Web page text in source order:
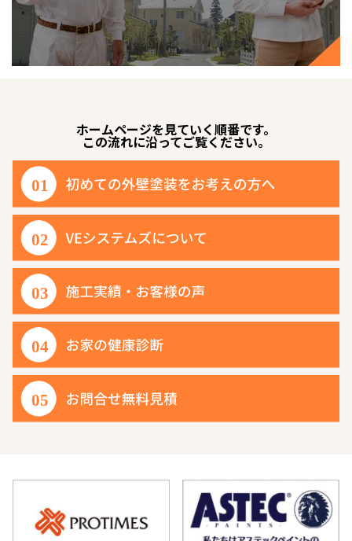
ホームページを見ていく順番です。
この流れに沿ってご覧ください。